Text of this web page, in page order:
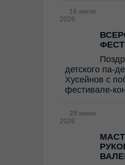
16 июля
2026
детского па-
Хусейнов с
фестивале-
29 июня
2026